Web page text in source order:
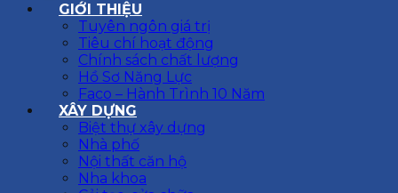
GIỚI THIỆU
Tuyên ngôn giá trị
Tiêu chí hoạt động
Chính sách chất lượng
Hồ Sơ Năng Lực
Faco – Hành Trình 10 Năm
XÂY DỰNG
Biệt thự xây dựng
Nhà phố
Nội thất căn hộ
Nha khoa